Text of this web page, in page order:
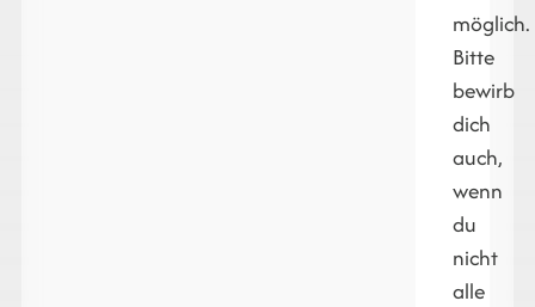
möglich.
Bitte
bewirb
dich
auch,
wenn
du
nicht
alle